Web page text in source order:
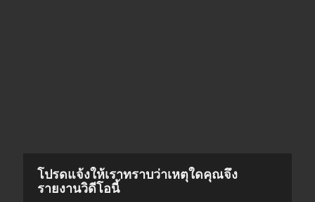
โปรดแจ้งให้เราทราบว่าเหตุใดคุณจึง
รายงานวิดีโอนี้